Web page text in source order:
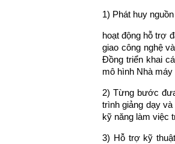
1) Phát huy
hoạt động hỗ trợ
giao công nghệ
Đồng triển khai
mô hình Nhà máy
2) Từng bước
trình giảng dạy
kỹ năng làm việc
3) Hỗ trợ kỹ